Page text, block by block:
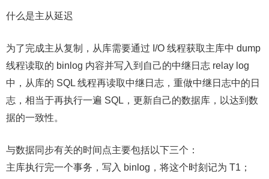
什么是主从延迟
为了完成主从复制，从库需要通过 I/O 线程获取主库中 dump
线程读取的 binlog 内容并写入到自己的中继日志 relay log
中，从库的 SQL 线程再读取中继日志，重做中继日志中的日
志，相当于再执行一遍 SQL，更新自己的数据库，以达到数
据的一致性。
与数据同步有关的时间点主要包括以下三个：
主库执行完一个事务，写入 binlog，将这个时刻记为 T1；